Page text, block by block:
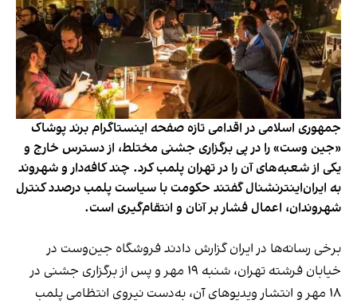
جمهوری اسلامی در اقدامی تازه صفحه اینستاگرام برند پوشاک
«جین وست» را در پی برگزاری جشنی مختلط، از دسترس خارج و
یکی از شعبه‌های آن را در تهران پلمب کرد. چند کافه‌‌دار و شهروند
به ایران‌اینترنشنال گفتند حکومت با سیاست پلمب درصدد کنترل
شهروندان، اعمال فشار بر آنان و انتقام‌گیری است.
برخی رسانه‌ها در ایران گزارش دادند فروشگاه جین‌وست در
خیابان فرشته تهران، شنبه ۱۹ مهر و پس از برگزاری جشنی در
۱۸ مهر و انتشار ویدیوهای آن، به‌دست نیروی انتظامی پلمب